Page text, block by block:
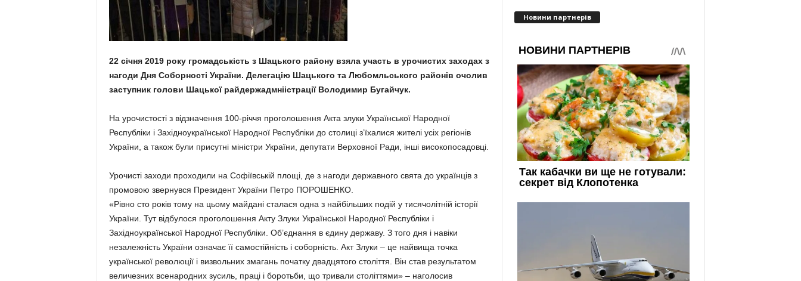
22 січня 2019 року громадськість з Шацького району взялаучасть в урочистих заходах з
нагоди Дня Соборності України. Делегацію Шацького та Любомльського районів очолив
заступник голови Шацької райдержадмніістрації Володимир Бугайчук.
На урочистості з відзначення 100-річчя проголошення Акта злуки Української Народної
Республіки і Західноукраїнської Народної Республіки до столиці з’їхалися жителі усіх регіонів
України, а також були присутні міністри України, депутати Верховної Ради, інші високопосадовці.
Урочисті заходи проходили на Софіївській площі, де з нагоди державного свята до українців з
промовою звернувся Президент України Петро ПОРОШЕНКО.
«Рівно сто років тому на цьому майдані сталася одна з найбільших подій у тисячолітній історії
України. Тут відбулося проголошення Акту Злуки Української Народної Республіки і
Західноукраїнської Народної Республіки. Об’єднання в єдину державу. З того дня і навіки
незалежність України означає її самостійність і соборність. Акт Злуки – це найвища точка
української революції і визвольних змагань початку двадцятого століття. Він став результатом
величезних всенародних зусиль, праці і боротьби, що тривали століттями» – наголосив
Новини партнерів